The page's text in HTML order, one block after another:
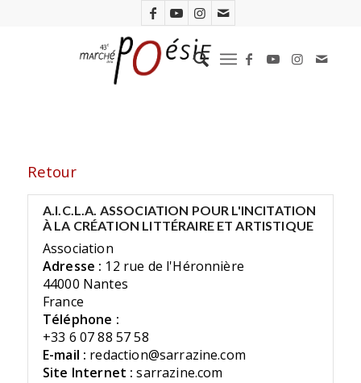
Retour
A.I.C.L.A. ASSOCIATION POUR L'INCITATION
À LA CRÉATION LITTÉRAIRE ET ARTISTIQUE
Association
Adresse : 12 rue de l'Héronnière
44000 Nantes
France
Téléphone :
+33 6 07 88 57 58
E-mail : redaction@sarrazine.com
Site Internet : sarrazine.com